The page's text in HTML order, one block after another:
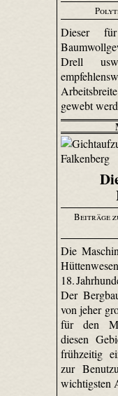
Dieser
Drell
gewebt
Beiträge
Die
18.
Der
von jeher
für den
diesen
frühzeitig
zur
wichtigsten